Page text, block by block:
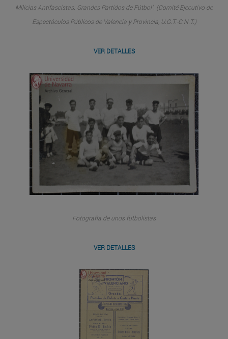
Milicias Antifascistas. Grandes Partidos de Fútbol". (Comité Ejecutivo de
Espectáculos Públicos de Valencia y Provincia, U.G.T.-C.N.T.)
VER DETALLES
Fotografía de unos futbolistas
VER DETALLES